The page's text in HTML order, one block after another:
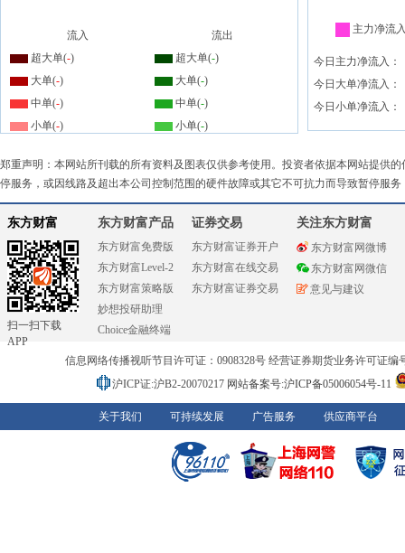
流入
流出
超大单(-) 超大单(-)
大单(-) 大单(-)
中单(-) 中单(-)
小单(-) 小单(-)
主力净流
今日主力净流入：
今日大单净流入：
今日小单净流入：
郑重声明：本网站所刊载的所有资料及图表仅供参考使用。投资者依据本网站提供
停服务，或因线路及超出本公司控制范围的硬件故障或其它不可抗力而导致暂停服
东方财富
扫一扫下载
APP
东方财富产品
东方财富免费版
东方财富Level-2
东方财富策略版
妙想投研助理
Choice金融终端
证券交易
东方财富证券开户
东方财富在线交易
东方财富证券交易
关注东方财富
东方财富网微博
东方财富网微信
意见与建议
信息网络传播视听节目许可证：0908328号 经营证券期货业务许可证编
沪ICP证:沪B2-20070217 网站备案号:沪ICP备05006054号-11
关于我们 可持续发展 广告服务 供应商平台